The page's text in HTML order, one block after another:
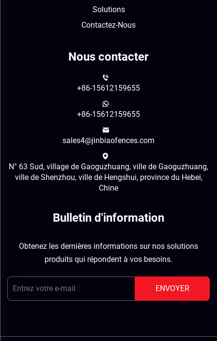
Solutions
Contactez-Nous
Nous contacter
+86-15612159655
+86-15612159655
sales4@jinbiaofences.com
N° 63 Sud, village de Gaoguzhuang, ville de Gaoguzhuang,
ville de Shenzhou, ville de Hengshui, province du Hebei,
Chine
Bulletin d'information
Obtenez les dernières informations sur nos solutions
produits qui répondent à vos besoins.
ENVOYER